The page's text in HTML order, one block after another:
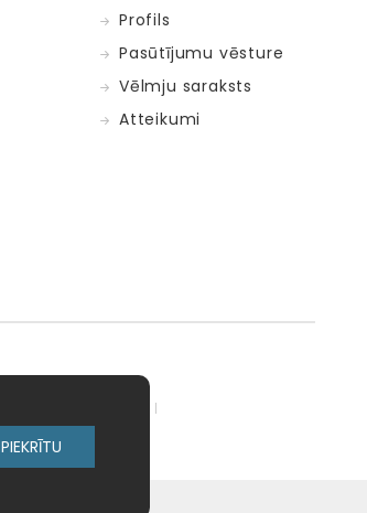
Profils
Pasūtījumu vēsture
Vēlmju saraksts
Atteikumi
PIEKRĪTU